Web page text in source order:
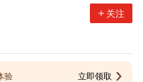
关注
验 立即领取